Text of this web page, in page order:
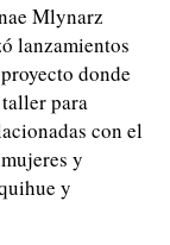
Mlynarz
lanzamientos
donde
para
con el
y
y